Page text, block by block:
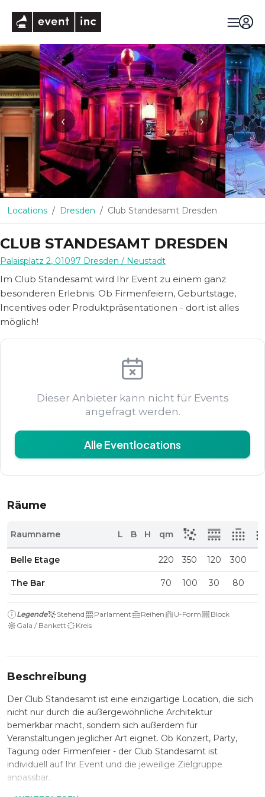
‹ ›
Locations Dresden Club Standesamt Dresden
CLUB STANDESAMT DRESDEN
Palaisplatz 2, 01097 Dresden / Neustadt
Im Club Standesamt wird Ihr Event zu einem ganz
besonderen Erlebnis. Ob Firmenfeiern, Geburtstage,
Incentives oder Produktpräsentationen - dort ist alles
möglich!
Dieser Anbieter kann nicht für Events
angefragt werden.
Alle Eventlocations
Räume
Raumname L B H qm
Belle Etage 220 350 120 300
The Bar 70 100 30 80
Legende Stehend Parlament Reihen U-Form
Block
Gala / Bankett
Kreis
Beschreibung
Der Club Standesamt ist eine einzigartige Location, die sich
nicht nur durch die außergewöhnliche Architektur
bemerkbar macht, sondern sich außerdem für
Veranstaltungen jeglicher Art eignet. Ob Konzert, Party,
Tagung oder Firmenfeier - der Club Standesamt ist
individuell auf Ihr Event und die jeweilige Zielgruppe
anpassbar.